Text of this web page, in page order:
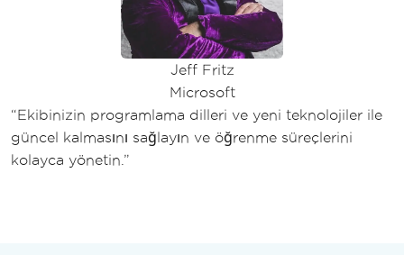
Jeff Fritz
Microsoft
“Ekibinizin programlama dilleri ve yeni teknolojiler ile
güncel kalmasını sağlayın ve öğrenme süreçlerini
kolayca yönetin.”